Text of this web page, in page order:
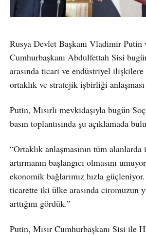
Rusya Devlet Başkanı Vladimir Putin
Cumhurbaşkanı Abdulfettah Sisi
arasında ticari ve endüstriyel
ortaklık ve stratejik işbirliği anlaşması
Putin, Mısırlı mevkidaşıyla bugün
basın toplantısında şu açıklamada
“Ortaklık anlaşmasının tüm
artırmanın başlangıcı olmasını
ekonomik bağlarımız hızla
ticarette iki ülke arasında ciromuzun
arttığını gördük.”
Putin, Mısır Cumhurbaşkanı Sisi ile